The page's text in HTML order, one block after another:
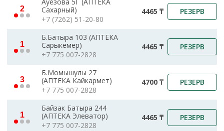
2
Ауезова 5Г (АПТЕКА
Сахарный)
+7 (7262) 51-20-80
4465 ₸ РЕЗЕРВ
1
Б.Батыра 103 (АПТЕКА
Сарыкемер)
+7 775 007-2828
4465 ₸ РЕЗЕРВ
3
Б.Момышулы 27
(АПТЕКА Кайкармет)
+7 775 007-2828
4700 ₸ РЕЗЕРВ
1
Байзак Батыра 244
(АПТЕКА Элеватор)
+7 775 007-2828
4465 ₸ РЕЗЕРВ